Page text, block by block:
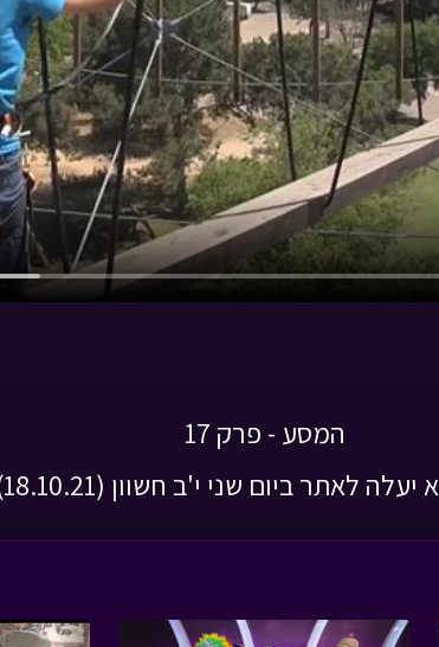
המסע - פרק 17
לאתר ביום שני י'ב חשוון (18.10.21)